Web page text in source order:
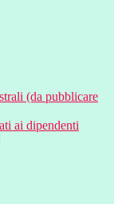
(da pubblicare
ai dipendenti